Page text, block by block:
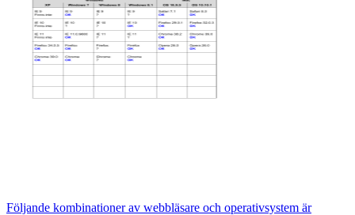
Följande kombinationer av webbläsare och operativsystem är